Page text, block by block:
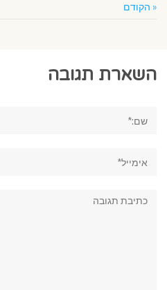
« הקודם
השארת תגובה